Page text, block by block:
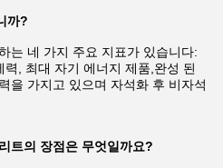
까?
는 네 가지 주요 지표가 있습니다:
, 최대 자기 에너지 제품,완성 된
을 가지고 있으며 자석화 후 비자석
트의 장점은 무엇일까요?